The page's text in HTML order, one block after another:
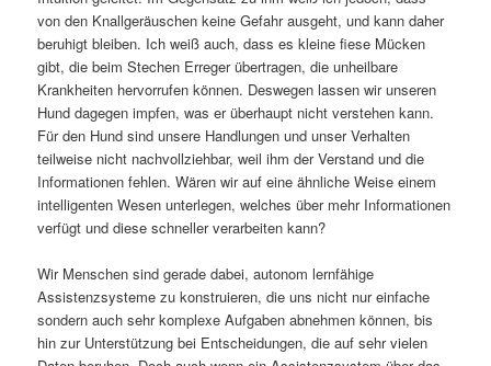
von den Knallgeräuschen keine Gefahr ausgeht, und kann daher
beruhigt bleiben. Ich weiß auch, dass es kleine fiese Mücken
gibt, die beim Stechen Erreger übertragen, die unheilbare
Krankheiten hervorrufen können. Deswegen lassen wir unseren
Hund dagegen impfen, was er überhaupt nicht verstehen kann.
Für den Hund sind unsere Handlungen und unser Verhalten
teilweise nicht nachvollziehbar, weil ihm der Verstand und die
Informationen fehlen. Wären wir auf eine ähnliche Weise einem
intelligenten Wesen unterlegen, welches über mehr Informationen
verfügt und diese schneller verarbeiten kann?
Wir Menschen sind gerade dabei, autonom lernfähige
Assistenzsysteme zu konstruieren, die uns nicht nur einfache
sondern auch sehr komplexe Aufgaben abnehmen können, bis
hin zur Unterstützung bei Entscheidungen, die auf sehr vielen